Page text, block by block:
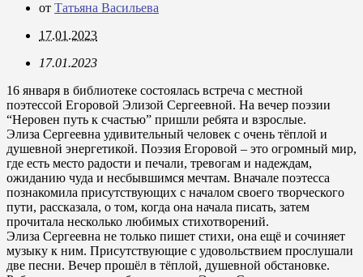
от Татьяна Васильева
17.01.2023
17.01.2023
16 января в библиотеке состоялась встреча с местной
поэтессой Егоровой Элизой Сергеевной. На вечер поэзии
“Неровен путь к счастью” пришли ребята и взрослые.
Элиза Сергеевна удивительный человек с очень тёплой и
душевной энергетикой. Поэзия Егоровой – это огромный мир,
где есть место радости и печали, тревогам и надеждам,
ожиданию чуда и несбывшимся мечтам. Вначале поэтесса
познакомила присутствующих с началом своего творческого
пути, рассказала, о том, когда она начала писать, затем
прочитала несколько любимых стихотворений.
Элиза Сергеевна не только пишет стихи, она ещё и сочиняет
музыку к ним. Присутствующие с удовольствием прослушали
две песни. Вечер прошёл в тёплой, душевной обстановке.